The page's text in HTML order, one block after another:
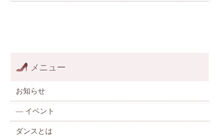
メニュー
お知らせ
— イベント
ダンスとは